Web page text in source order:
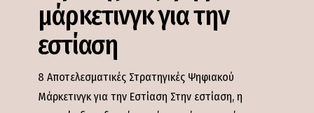
εστίαση
μάρκετινγκ για την
εστίαση
8 Αποτελεσματικές Στρατηγικές Ψηφιακού
Μάρκετινγκ για την Εστίαση Στην εστίαση, η